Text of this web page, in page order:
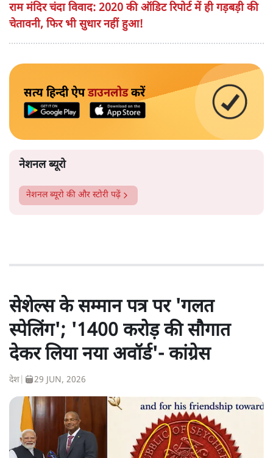
राम मंदिर चंदा विवाद: 2020 की ऑडिट रिपोर्ट में ही गड़बड़ी की
चेतावनी, फिर भी सुधार नहीं हुआ!
सत्य हिन्दी ऐपडाउनलोडकरें
नेशनल ब्यूरो
नेशनल ब्यूरो की और स्टोरी पढ़ें
सेशेल्स के सम्मान पत्र पर 'गलत
स्पेलिंग'; '1400 करोड़ की सौगात
देकर लिया नया अवॉर्ड'- कांग्रेस
देश 29 JUN, 2026